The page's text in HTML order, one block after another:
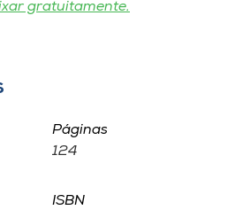
gratuitamente.
Páginas
124
ISBN